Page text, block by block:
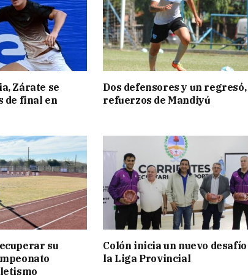
Zárate se
de final en
Dos defensores y un regresó,
refuerzos de Mandiyú
su
Colón inicia un nuevo
la Liga Provincial